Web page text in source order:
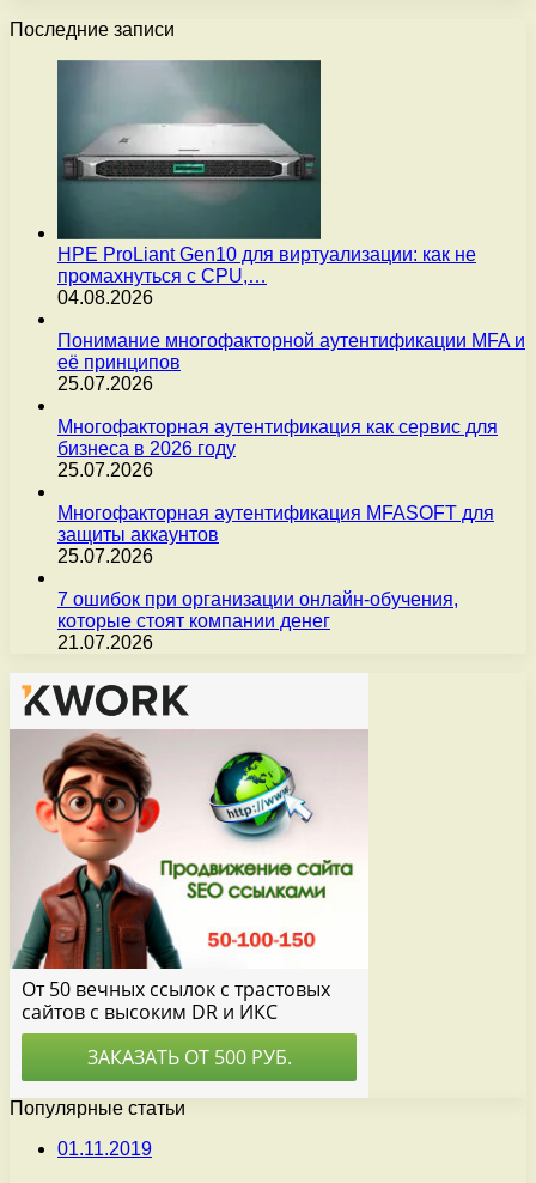
Последние записи
HPE ProLiant Gen10 для виртуализации: как не
промахнуться с CPU,…
04.08.2026
Понимание многофакторной аутентификации MFA и
её принципов
25.07.2026
Многофакторная аутентификация как сервис для
бизнеса в 2026 году
25.07.2026
Многофакторная аутентификация MFASOFT для
защиты аккаунтов
25.07.2026
7 ошибок при организации онлайн-обучения,
которые стоят компании денег
21.07.2026
Популярные статьи
01.11.2019